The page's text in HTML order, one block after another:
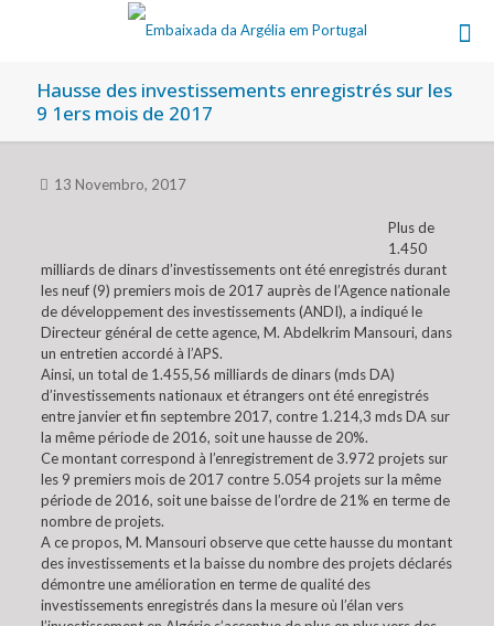
Hausse des investissements enregistrés sur les
9 1ers mois de 2017
13 Novembro, 2017
Plus de
1.450
milliards de dinars d’investissements ont été enregistrés durant
les neuf (9) premiers mois de 2017 auprès de l’Agence nationale
de développement des investissements (ANDI), a indiqué le
Directeur général de cette agence, M. Abdelkrim Mansouri, dans
un entretien accordé à l’APS.
Ainsi, un total de 1.455,56 milliards de dinars (mds DA)
d’investissements nationaux et étrangers ont été enregistrés
entre janvier et fin septembre 2017, contre 1.214,3 mds DA sur
la même période de 2016, soit une hausse de 20%.
Ce montant correspond à l’enregistrement de 3.972 projets sur
les 9 premiers mois de 2017 contre 5.054 projets sur la même
période de 2016, soit une baisse de l’ordre de 21% en terme de
nombre de projets.
A ce propos, M. Mansouri observe que cette hausse du montant
des investissements et la baisse du nombre des projets déclarés
démontre une amélioration en terme de qualité des
investissements enregistrés dans la mesure où l’élan vers